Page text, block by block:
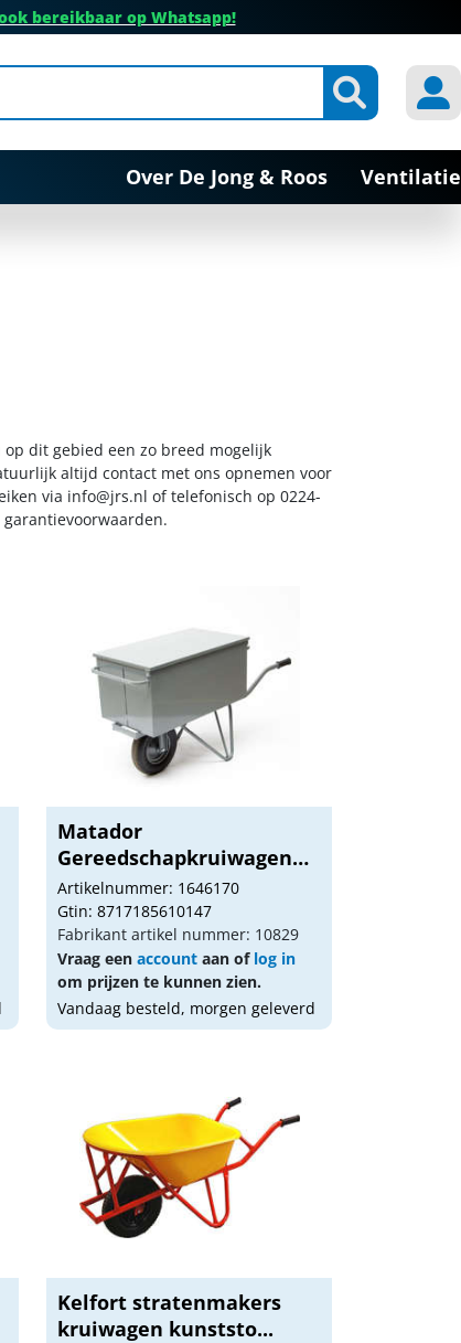
bereikbaar op Whatsapp!
Over De Jong & Roos Ventilatie
op dit gebied een zo breed mogelijk
altijd contact met ons opnemen voor
via info@jrs.nl of telefonisch op 0224-
Matador
Gereedschapkruiwagen
m-106-l4
Artikelnummer: 1646170
Gtin: 8717185610147
Fabrikant artikel nummer: 10829
Vraag eenaccount aan of log in
om prijzen te kunnen zien.
Vandaag besteld, morgen geleverd
Kelfort stratenmakers
kruiwagen kunststo...